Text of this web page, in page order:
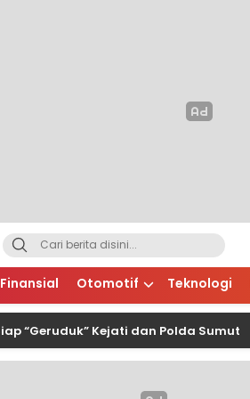
Finansial Otomotif Teknologi
Kejati dan Polda Sumut